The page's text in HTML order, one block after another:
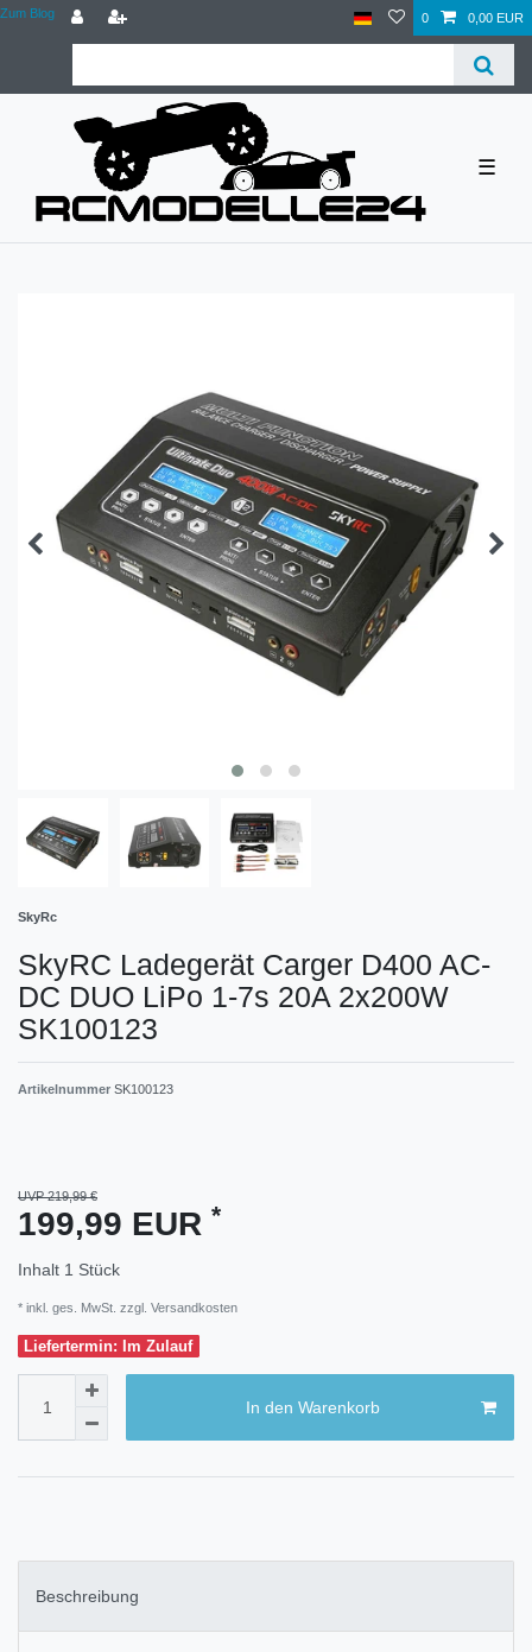
Zum Blog 0 0,00 EUR
☰
SkyRc
SkyRC Ladegerät Carger D400 AC-
DC DUO LiPo 1-7s 20A 2x200W
SK100123
Artikelnummer SK100123
UVP 219,99 €
199,99 EUR *
Inhalt 1 Stück
* inkl. ges. MwSt. zzgl. Versandkosten
Liefertermin: Im Zulauf
In den Warenkorb
Beschreibung